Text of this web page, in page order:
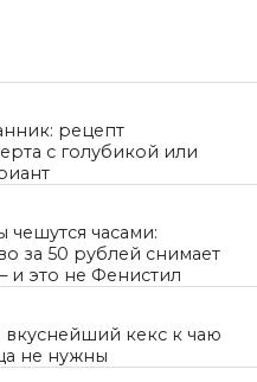
рецепт
с голубикой или
часами:
за 50 рублей снимает
и это не Фенистил
вкуснейший кекс к чаю
не нужны